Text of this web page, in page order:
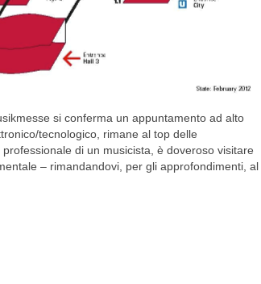
si conferma un appuntamento ad alto
tecnologico, rimane al top delle
di un musicista, è doveroso visitare
– rimandandovi, per gli approfondimenti, al